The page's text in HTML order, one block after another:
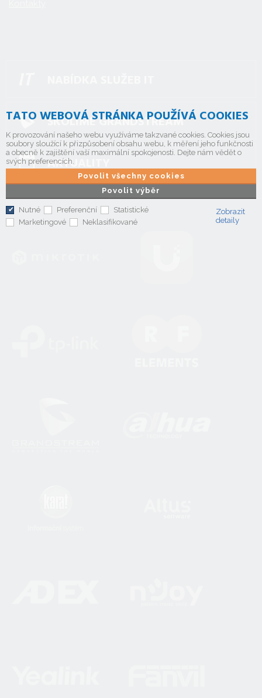
ŠKOLÍME GRANDSTREAM
AKTUALITY
TATO WEBOVÁ STRÁNKA POUŽÍVÁ COOKIES
K provozování našeho webu využíváme takzvané cookies. Cookies jsou
soubory sloužící k přizpůsobení obsahu webu, k měření jeho funkčnosti
a obecně k zajištění vaší maximální spokojenosti. Dejte nám vědět o
svých preferencích.
Povolit výběr
Povolit všechny cookies
Nutné Preferenční
Statistické
Marketingové
Neklasifikované
Zobrazit
detaily